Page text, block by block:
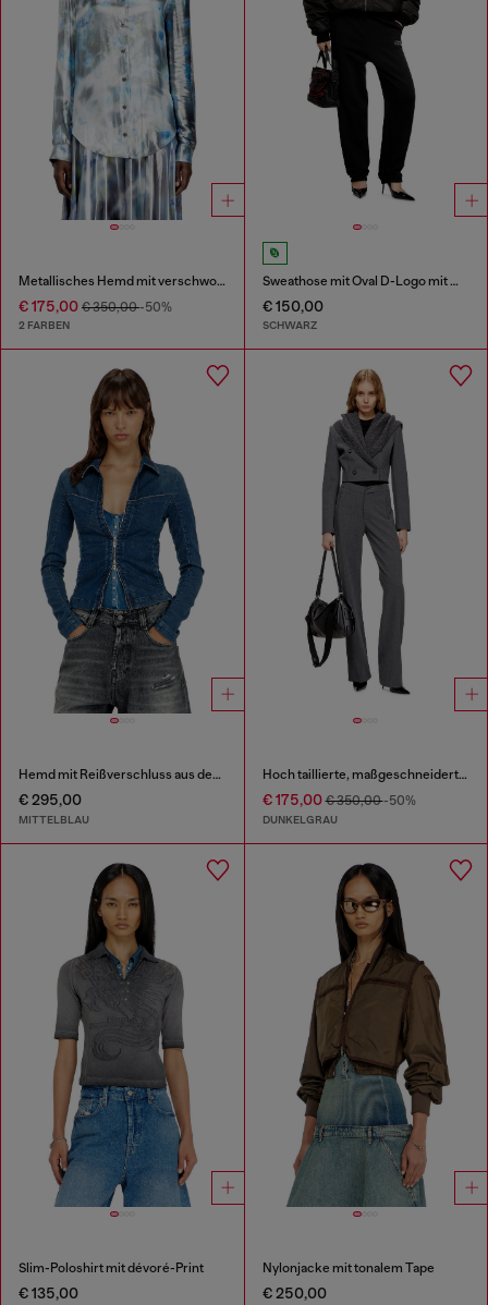
Metallisches Hemd mit verschwommenem Rosenmuster
€ 175,00 € 350,00-50%
2 FARBEN
Sweathose mit Oval D-Logo mit Metall-Effekt
€ 150,00
SCHWARZ
Hemd mit Reißverschluss aus denim
€ 295,00
MITTELBLAU
Hoch taillierte, maßgeschneiderte Hose
€ 175,00€ 350,00-50%
DUNKELGRAU
Slim-Poloshirt mit dévoré-Print
€ 135,00
Nylonjacke mit tonalem Tape
€ 250,00